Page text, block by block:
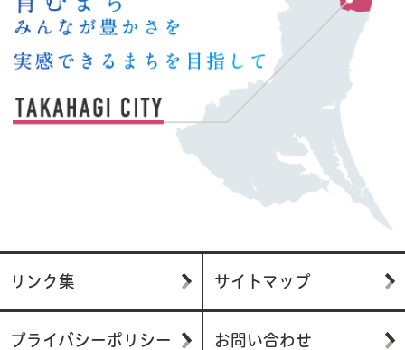
リンク集 サイトマップ
プライバシーポリシー お問い合わせ